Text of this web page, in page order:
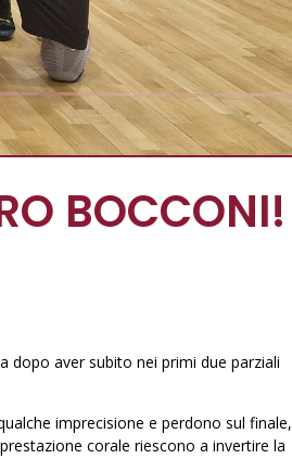
BOCCONI!
dopo aver subito nei primi due parziali
imprecisione e perdono sul finale,
corale riescono a invertire la